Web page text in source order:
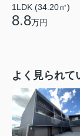
1LDK (34.20㎡)
8.8万円
よく見られて